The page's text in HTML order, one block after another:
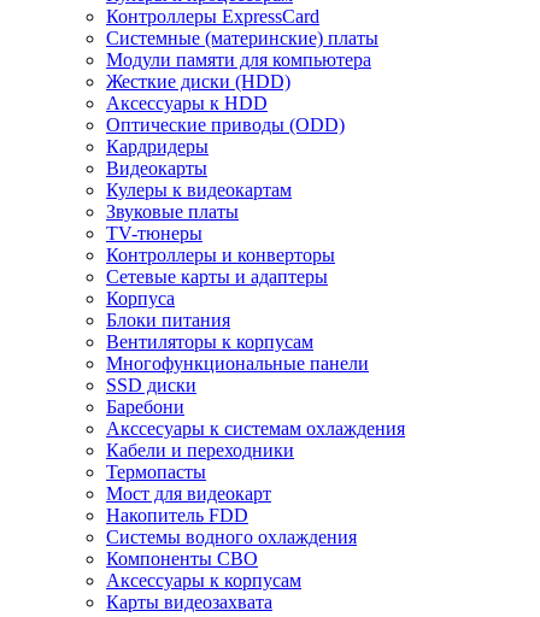
Контроллеры ExpressCard
Системные (материнские) платы
Модули памяти для компьютера
Жесткие диски (HDD)
Аксессуары к HDD
Оптические приводы (ODD)
Кардридеры
Видеокарты
Кулеры к видеокартам
Звуковые платы
TV-тюнеры
Контроллеры и конверторы
Сетевые карты и адаптеры
Корпуса
Блоки питания
Вентиляторы к корпусам
Многофункциональные панели
SSD диски
Баребони
Акссесуары к системам охлаждения
Кабели и переходники
Термопасты
Мост для видеокарт
Накопитель FDD
Системы водного охлаждения
Компоненты СВО
Аксессуары к корпусам
Карты видеозахвата